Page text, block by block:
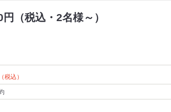
（税込・2名様～）
（税込）